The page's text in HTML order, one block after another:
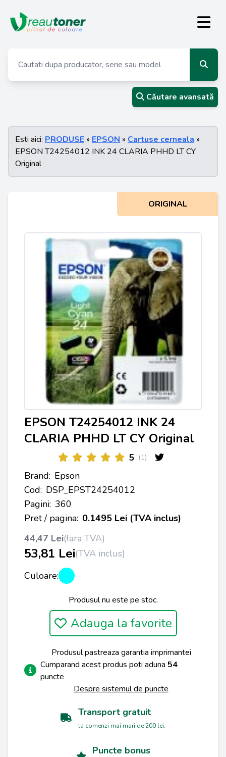
Căutare avansată
Esti aici: PRODUSE » EPSON » Cartuse cerneala »
EPSON T24254012 INK 24 CLARIA PHHD LT CY
Original
ORIGINAL
EPSON T24254012 INK 24
CLARIA PHHD LT CY Original
5 (1)
Brand: Epson
Cod: DSP_EPST24254012
Pagini: 360
Pret / pagina: 0.1495 Lei (TVA inclus)
44,47 Lei(fara TVA)
53,81 Lei(TVA inclus)
Culoare:
Produsul nu este pe stoc.
Adauga la favorite
Produsul pastreaza garantia imprimantei
Cumparand acest produs poti aduna 54
puncte
Despre sistemul de puncte
Transport gratuit
la comenzi mai mari de 200 lei.
Puncte bonus